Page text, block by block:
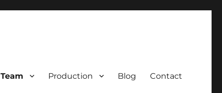
Team Production Blog Contact